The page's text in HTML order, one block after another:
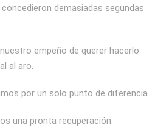
demasiadas segundas
empeño de querer hacerlo
al aro.
por un solo punto de diferencia.
una pronta recuperación.